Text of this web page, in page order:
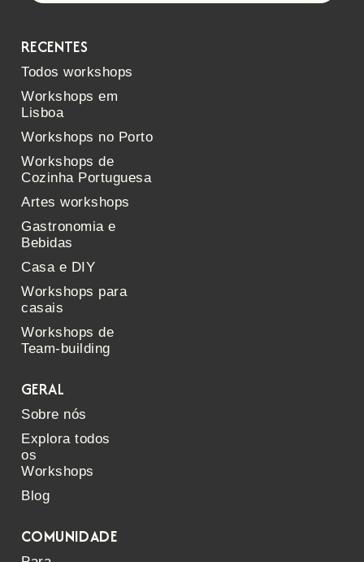
RECENTES
Todos workshops
Workshops em
Lisboa
Workshops no Porto
Workshops de
Cozinha Portuguesa
Artes workshops
Gastronomia e
Bebidas
Casa e DIY
Workshops para
casais
Workshops de
Team-building
GERAL
Sobre nós
Explora todos
os
Workshops
Blog
COMUNIDADE